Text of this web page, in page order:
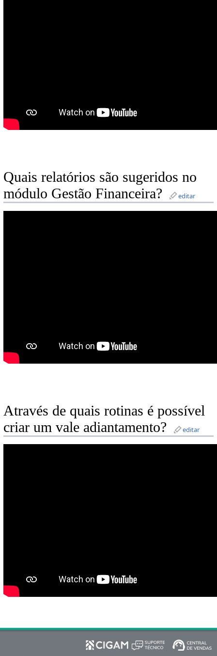
Quais relatórios são sugeridos no
módulo Gestão Financeira?
editar
Através de quais rotinas é possível
criar um vale adiantamento?
editar